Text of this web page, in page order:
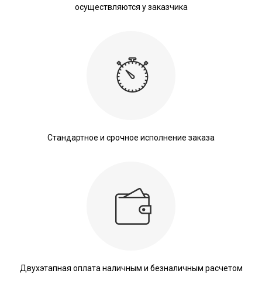
осуществляются у заказчика
Стандартное и срочное исполнение заказа
Двухэтапная оплата наличным и безналичным расчетом